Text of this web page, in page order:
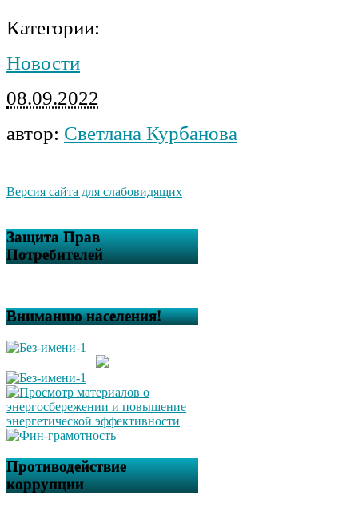
Категории:
Новости
08.09.2022
автор: Светлана Курбанова
Версия сайта для слабовидящих
Защита Прав
Потребителей
Вниманию населения!
Противодействие
коррупции